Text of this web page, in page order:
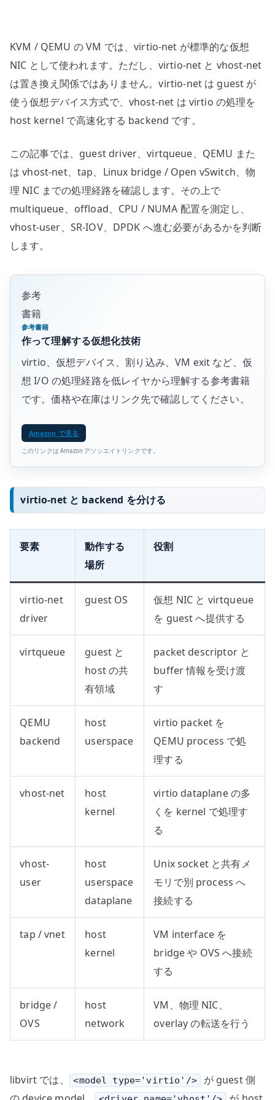
へ
の
KVM / QEMU の VM では、virtio-net が標準的な仮想
NIC として使われます。ただし、virtio-net と vhost-net
は置き換え関係ではありません。virtio-net は guest が
使う仮想デバイス方式で、vhost-net は virtio の処理を
host kernel で高速化する backend です。
この記事では、guest driver、virtqueue、QEMU また
は vhost-net、tap、Linux bridge / Open vSwitch、物
理 NIC までの処理経路を確認します。その上で
multiqueue、offload、CPU / NUMA 配置を測定し、
vhost-user、SR-IOV、DPDK へ進む必要があるかを判断
します。
参考
書籍
参考書籍
作って理解する仮想化技術
virtio、仮想デバイス、割り込み、VM exit など、仮
想 I/O の処理経路を低レイヤから理解する参考書籍
です。価格や在庫はリンク先で確認してください。
Amazon で見る
このリンクは Amazon アソシエイトリンクです。
virtio-net と backend を分ける
要素
動作する
場所
役割
virtio-net
driver
guest OS
仮想 NIC と virtqueue
を guest へ提供する
virtqueue
guest と
host の共
有領域
packet descriptor と
buffer 情報を受け渡
す
QEMU
backend
host
userspace
virtio packet を
QEMU process で処
理する
vhost-net
host
kernel
virtio dataplane の多
くを kernel で処理す
る
vhost-
user
host
userspace
dataplane
Unix socket と共有メ
モリで別 process へ
接続する
tap / vnet
host
kernel
VM interface を
bridge や OVS へ接続
する
bridge /
OVS
host
network
VM、物理 NIC、
overlay の転送を行う
libvirt では、 <model type='virtio'/>
が guest 側